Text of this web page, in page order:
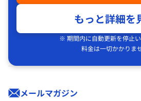
もっと詳細を
※ 期間内に自動更新を停止
料金は一切かかりま
メールマガジン